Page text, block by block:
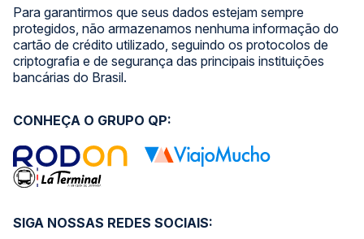
Para garantirmos que seus dados estejam sempre
protegidos, não armazenamos nenhuma informação do
cartão de crédito utilizado, seguindo os protocolos de
criptografia e de segurança das principais instituições
bancárias do Brasil.
SIGA NOSSAS REDES SOCIAIS:
CONHEÇA O GRUPO QP: